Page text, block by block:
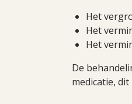
Het
Het
Het
De
medicatie,